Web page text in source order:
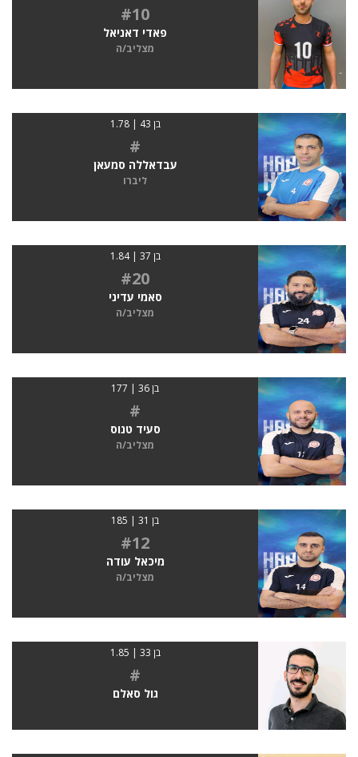
#10
פאדי דאניאל
מצליב/ה
בן 43 | 1.78
#
עבדאללה סמעאן
ליברו
בן 37 | 1.84
#20
סאמי עדיני
מצליב/ה
בן 36 | 177
#
סעיד טנוס
מצליב/ה
בן 31 | 185
#12
מיכאל עודה
מצליב/ה
בן 33 | 1.85
#
גול סאלם